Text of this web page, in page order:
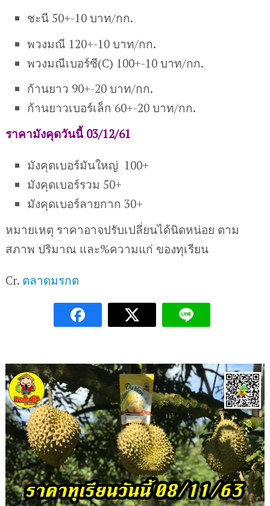
ชะนี 50+-10 บาท/กก.
พวงมณี 120+-10 บาท/กก.
พวงมณีเบอร์ซี(C) 100+-10 บาท/กก.
ก้านยาว 90+-20 บาท/กก.
ก้านยาวเบอร์เล็ก 60+-20 บาท/กก.
ราคามังคุดวันนี้ 03/12/61
มังคุดเบอร์มันใหญ่ 100+
มังคุดเบอร์รวม 50+
มังคุดเบอร์ลายกาก 30+
หมายเหตุ ราคาอาจปรับเปลี่ยนได้นิดหน่อย ตาม
สภาพ ปริมาณ และ%ความแก่ ของทุเรียน
Cr. ตลาดมรกต